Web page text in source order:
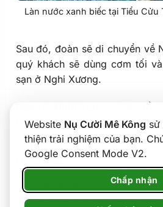
Website Nụ Cười Mê Kông sử
thiện trải nghiệm của bạn.
Google Consent Mode V2.
Chấp nhận
Làn nước xanh biếc tại Tiểu Cửu
Sau đó, đoàn sẽ di chuyển về
quý khách sẽ dùng cơm tối
sạn ở Nghi Xương.
nhẹ trên máy bay)
Tây Lăng Hạp Khẩu – khu
Du Động
Buổi sáng, sau khi dùng bữa
hoàn tất thủ tục trả phòng,